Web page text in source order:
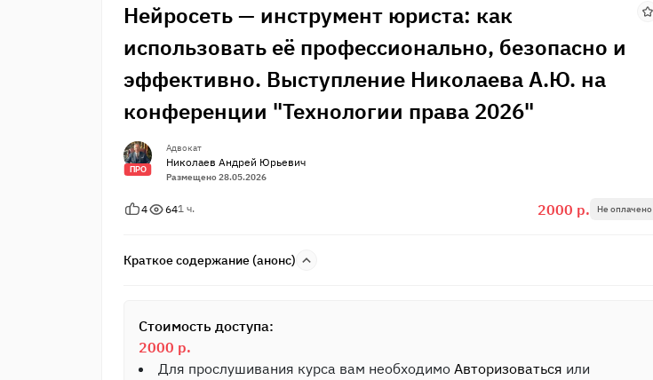
Нейросеть — инструмент юриста: как
использовать её профессионально, безопасно и
эффективно. Выступление Николаева А.Ю. на
конференции "Технологии права 2026"
ПРО
Адвокат
Николаев Андрей Юрьевич
Размещено 28.05.2026
4 641 ч. 2000 р. Не оплачено
Краткое содержание (анонс)
Стоимость доступа:
2000 р.
Для прослушивания курса вам необходимо Авторизоваться или